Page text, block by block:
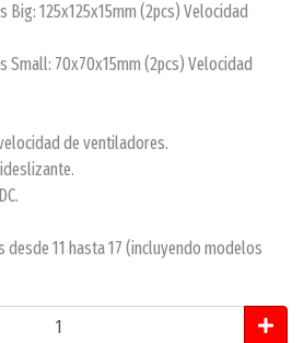
Big: 125x125x15mm (2pcs) Velocidad
Small: 70x70x15mm (2pcs) Velocidad
de ventiladores.
desde 11 hasta 17 (incluyendo modelos